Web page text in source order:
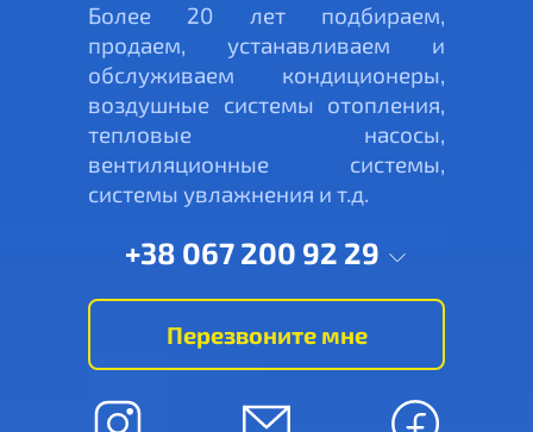
Более 20 лет подбираем,
продаем, устанавливаем и
обслуживаем кондиционеры,
воздушные системы отопления,
тепловые насосы,
вентиляционные системы,
системы увлажнения и т.д.
+38 067 200 92 29
Перезвоните мне